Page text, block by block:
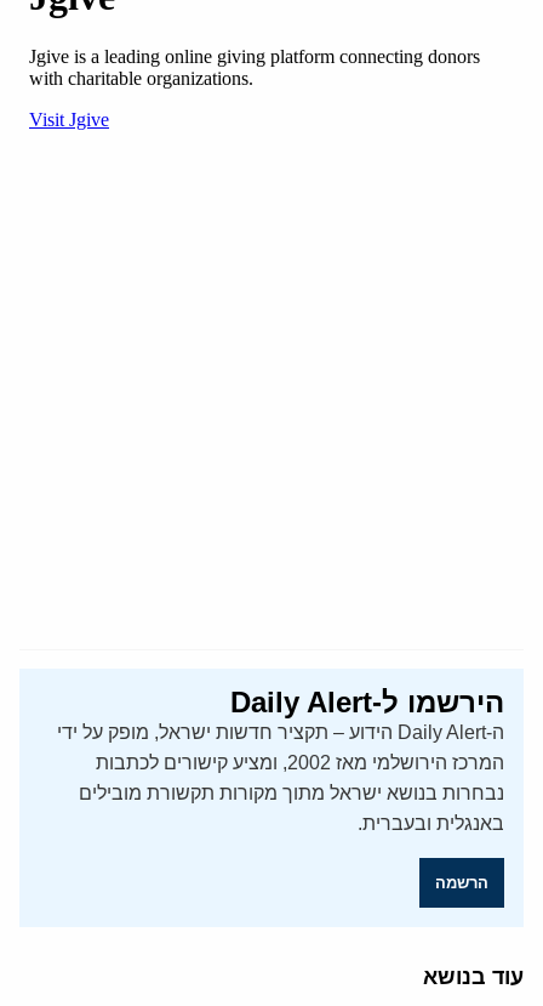
הירשמו ל-Daily Alert
ה-Daily Alert הידוע – תקציר חדשות ישראל, מופק על ידי
המרכז הירושלמי מאז 2002, ומציע קישורים לכתבות
נבחרות בנושא ישראל מתוך מקורות תקשורת מובילים
באנגלית ובעברית.
הרשמה
עוד בנושא